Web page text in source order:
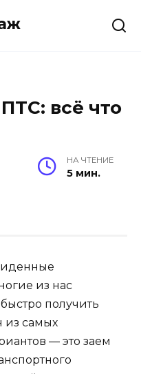
всё что
НА ЧТЕНИЕ
5 мин.
из нас
получить
из самых
— это заем